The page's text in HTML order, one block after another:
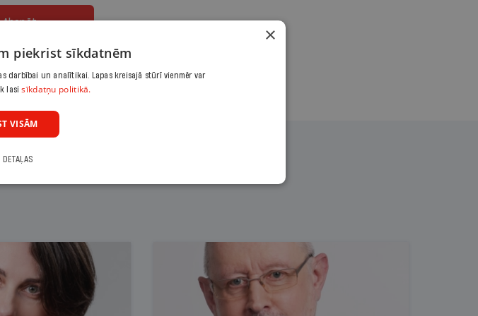
Abonēt
×
piekrist sīkdatnēm
darbībai un analītikai. Lapas kreisajā stūrī vienmēr var
lasisīkdatņu politikā.
VISĀM
DETAĻAS